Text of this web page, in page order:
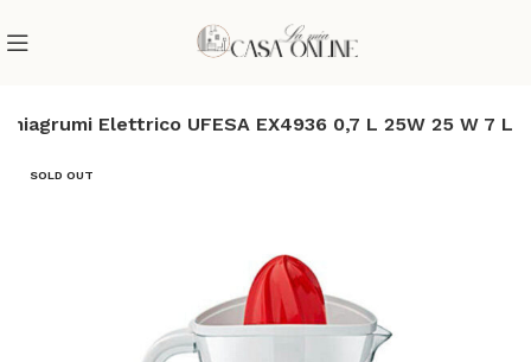
Elettrico UFESA EX4936 0,7 L 25W 25 W 7 L
SOLD OUT